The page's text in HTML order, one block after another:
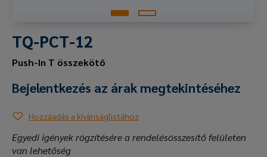
TQ-PCT-12
Push-In T összekötő
Bejelentkezés az árak megtekintéséhez
Hozzáadás a kívánságlistához
Egyedi igények rögzítésére a rendelésösszesítő felületen
van lehetőség